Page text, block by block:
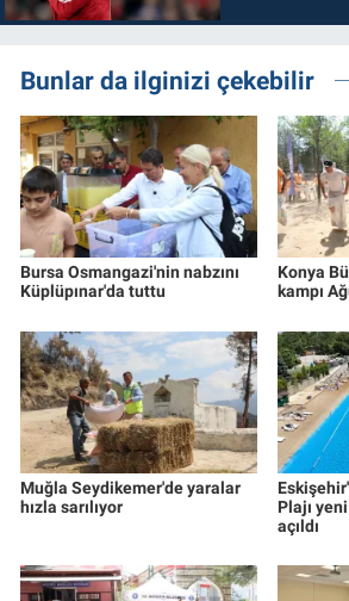
Bunlar da ilginizi çekebilir
Bursa Osmangazi'nin nabzını
Küplüpınar'da tuttu
Konya
kampı
Muğla Seydikemer'de yaralar
hızla sarılıyor
Plajı
açıldı